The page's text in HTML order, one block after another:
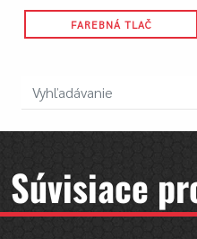
FAREBNÁ TLAČ
Súvisiace